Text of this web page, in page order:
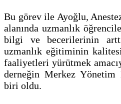
Bu görev ile Ayoğlu,
alanında uzmanlık
bilgi ve becerilerinin
uzmanlık eğitiminin
faaliyetleri yürütmek
derneğin Merkez Yönetim
biri oldu.